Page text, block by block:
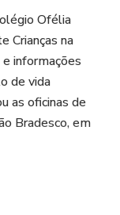
Ofélia
Crianças na
informações
de vida
as oficinas de
Bradesco, em
Food, feira